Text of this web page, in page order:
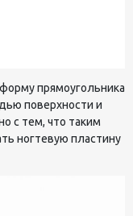
прямоугольника
поверхности и
с тем, что таким
ногтевую пластину